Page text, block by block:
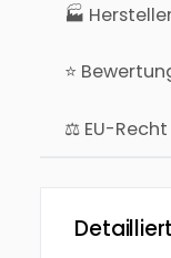
🏭
⭐
⚖ EU-